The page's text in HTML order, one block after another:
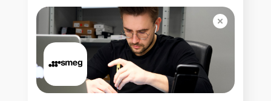
Для всех клиентов действуют демократичные и фиксированные
цены. Конечная стоимость работ обсуждается с клиентом и не в
коем случае не может измениться в процессе работ. Сервис не
навязывает клиентам дополнительные услуги и не
предусматривает скрытые платежи. Рассчитать предварительную
стоимость ремонта можно с помощью нашегоКалькулятора
Скорость диагностики и